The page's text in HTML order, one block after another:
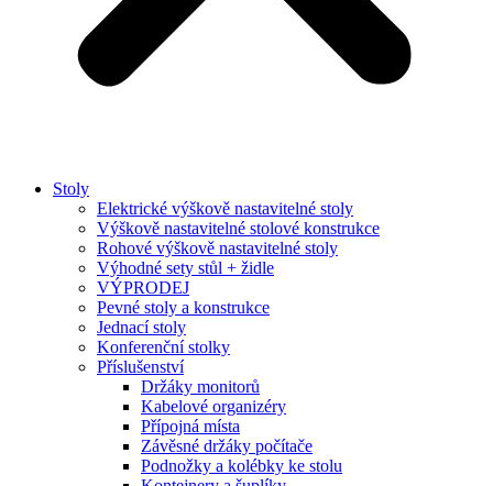
Stoly
Elektrické výškově nastavitelné stoly
Výškově nastavitelné stolové konstrukce
Rohové výškově nastavitelné stoly
Výhodné sety stůl + židle
VÝPRODEJ
Pevné stoly a konstrukce
Jednací stoly
Konferenční stolky
Příslušenství
Držáky monitorů
Kabelové organizéry
Přípojná místa
Závěsné držáky počítače
Podnožky a kolébky ke stolu